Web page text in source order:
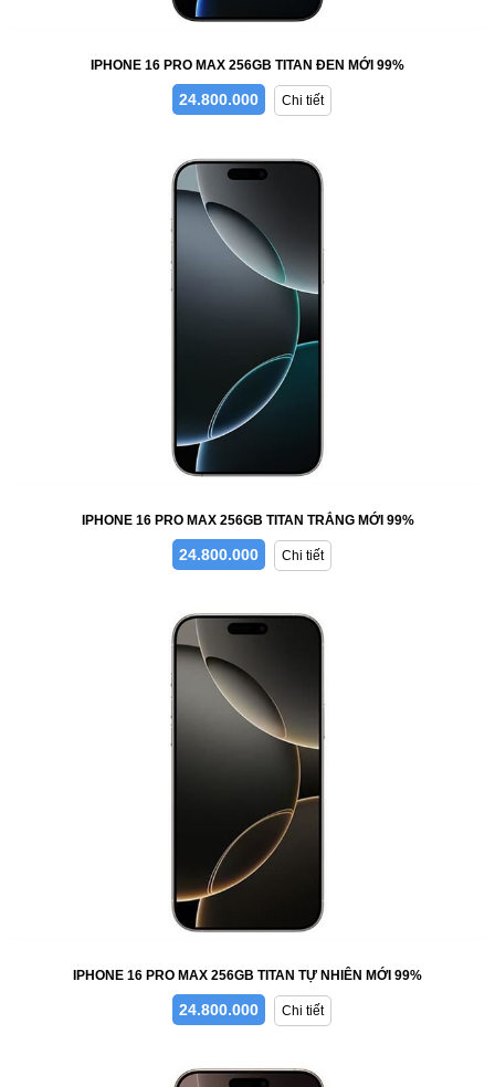
IPHONE 16 PRO MAX 256GB TITAN ĐEN MỚI 99%
24.800.000 Chi tiết
IPHONE 16 PRO MAX 256GB TITAN TRẮNG MỚI 99%
24.800.000 Chi tiết
IPHONE 16 PRO MAX 256GB TITAN TỰ NHIÊN MỚI 99%
24.800.000 Chi tiết